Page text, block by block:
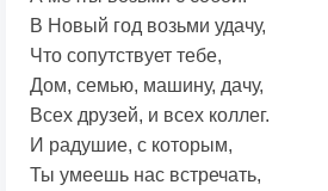
В Новый год возьми удачу,
Что сопутствует тебе,
Дом, семью, машину, дачу,
Всех друзей, и всех коллег.
И радушие, с которым,
Ты умеешь нас встречать,